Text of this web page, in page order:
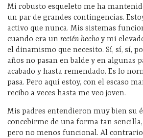
Mi robusto esqueleto me ha
un par de grandes contingencias.
activo que nunca. Mis sistemas
cuando era un recién hecho y mi
el dinamismo que necesito. Sí, sí, sí,
años no pasan en balde y en algunas
acabado y hasta remendado. Es lo
pasa. Pero aquí estoy, con el escaso
recibo a veces hasta me veo joven.
Mis padres entendieron muy bien su
concebirme de una forma tan
pero no menos funcional. Al